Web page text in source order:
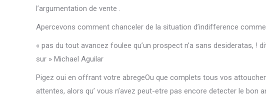
l’argumentation de vente .
Apercevons comment chanceler de la situation d’indifference
« pas du tout avancez foulee qu’un prospect n’a sans desideratas, !
sur » Michael Aguilar
Pigez oui en offrant votre abregeOu que complets tous vos
attentes, alors qu’ vous n’avez peut-etre pas encore detecter le bon